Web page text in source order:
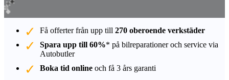
Få offerter från upp till 270 oberoende verkstäder
Spara upp till 60%* på bilreparationer och service via
Autobutler
Boka tid online och få 3 års garanti